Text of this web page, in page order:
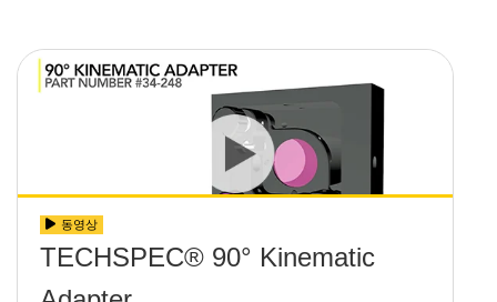
동영상
TECHSPEC® 90° Kinematic